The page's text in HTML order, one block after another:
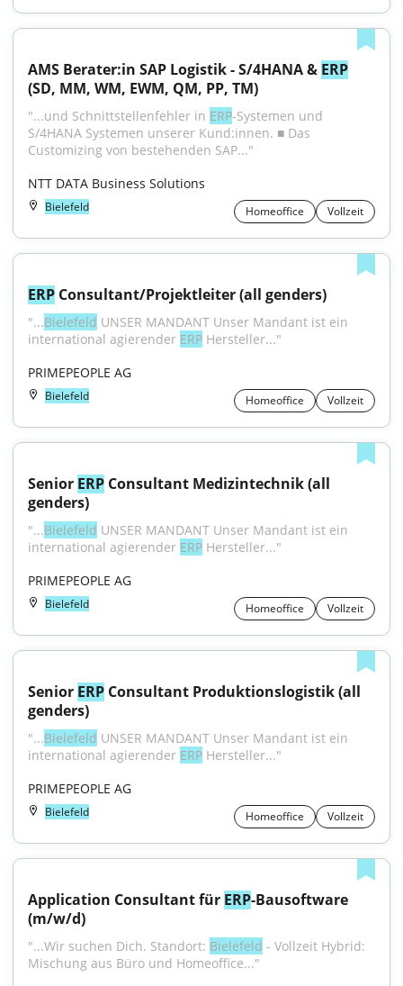
AMS Berater:in SAP Logistik - S/4HANA & ERP
(SD, MM, WM, EWM, QM, PP, TM)
"...und Schnittstellenfehler in ERP-Systemen und
S/4HANA Systemen unserer Kund:innen. ■ Das
Customizing von bestehenden SAP..."
NTT DATA Business Solutions
Bielefeld Homeoffice Vollzeit
ERP Consultant/Projektleiter (all genders)
"...Bielefeld UNSER MANDANT Unser Mandant ist ein
international agierender ERP Hersteller..."
PRIMEPEOPLE AG
Bielefeld Homeoffice Vollzeit
Senior ERP Consultant Medizintechnik (all
genders)
"...Bielefeld UNSER MANDANT Unser Mandant ist ein
international agierender ERP Hersteller..."
PRIMEPEOPLE AG
Bielefeld Homeoffice Vollzeit
Senior ERP Consultant Produktionslogistik (all
genders)
"...Bielefeld UNSER MANDANT Unser Mandant ist ein
international agierender ERP Hersteller..."
PRIMEPEOPLE AG
Bielefeld Homeoffice Vollzeit
Application Consultant für ERP-Bausoftware
(m/w/d)
"...Wir suchen Dich. Standort: Bielefeld - Vollzeit Hybrid:
Mischung aus Büro und Homeoffice..."